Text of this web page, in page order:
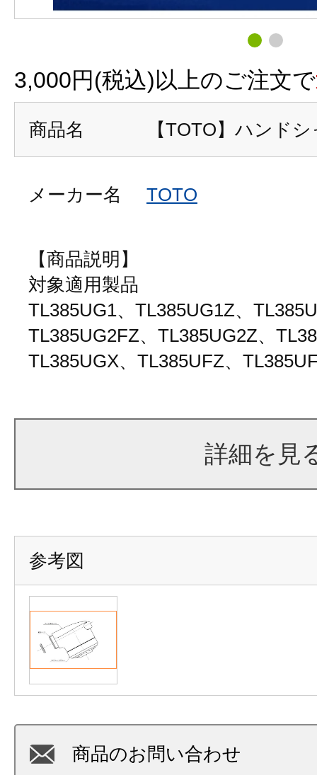
3,000円(税込)以上のご注文で
商品名 【TOTO】ハンド
メーカー名 TOTO
【商品説明】
対象適用製品
TL385UG1、TL385UG1Z、
TL385UG2FZ、TL385UG2Z、
TL385UGX、TL385UFZ、
詳細を見
参考図
商品のお問い合わせ